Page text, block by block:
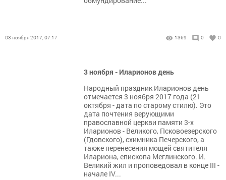
03 ноября 2017, 07:17 1369 0 0
3 ноября - Иларионов день
Народный праздник Иларионов день
отмечается 3 ноября 2017 года (21
октября - дата по старому стилю). Это
дата почтения верующими
православной церкви памяти 3-х
Иларионов - Великого, Псковоезерского
(Гдовского), схимника Печерского, а
также перенесения мощей святителя
Илариона, епископа Меглинского. И.
Великий жил и проповедовал в конце III -
начале IV...